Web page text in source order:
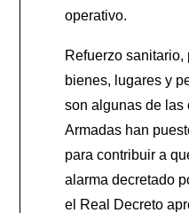
operativo.
Refuerzo
bienes, lugares y
son algunas de las
Armadas han
para contribuir a
alarma decretado
el Real Decreto